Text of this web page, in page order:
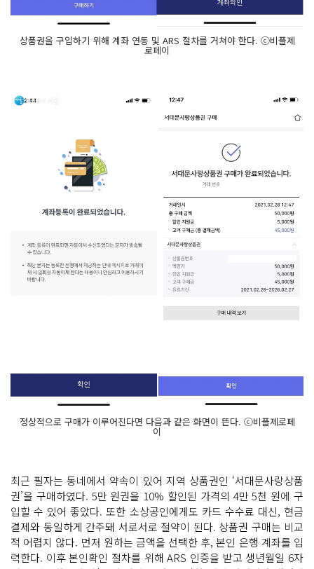
상품권을 구입하기 위해 계좌 연동 및 ARS 절차를 거쳐야 한다. ⓒ비플제
로페이
정상적으로 구매가 이루어진다면 다음과 같은 화면이 뜬다. ⓒ비플제로페
이
최근 필자는 동네에서 약속이 있어 지역 상품권인 ‘서대문사랑상품
권’을 구매하였다. 5만 원권을 10% 할인된 가격의 4만 5천 원에 구
입할 수 있어 좋았다. 또한 소상공인에게도 카드 수수료 대신, 현금
결제와 동일하게 간주돼 서로서로 절약이 된다. 상품권 구매는 비교
적 어렵지 않다. 먼저 원하는 금액을 선택한 후, 본인 은행 계좌를 입
력한다. 이후 본인확인 절차를 위해 ARS 인증을 받고 생년월일 6자